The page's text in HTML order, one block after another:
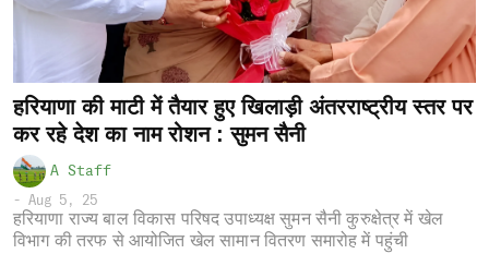
हरियाणा की माटी में तैयार हुए खिलाड़ी अंतरराष्ट्रीय स्तर पर
कर रहे देश का नाम रोशन : सुमन सैनी
A Staff
- Aug 5, 25
हरियाणा राज्य बाल विकास परिषद उपाध्यक्ष सुमन सैनी कुरुक्षेत्र में खेल
विभाग की तरफ से आयोजित खेल सामान वितरण समारोह में पहुंची